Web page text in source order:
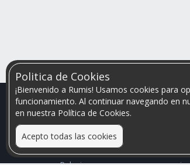
Politica de Cookies
¡Bienvenido a Rumis! Usamos cookies para
funcionamiento. Al continuar navegando en
en nuestra Política de Cookies.
Acepto todas las cookies